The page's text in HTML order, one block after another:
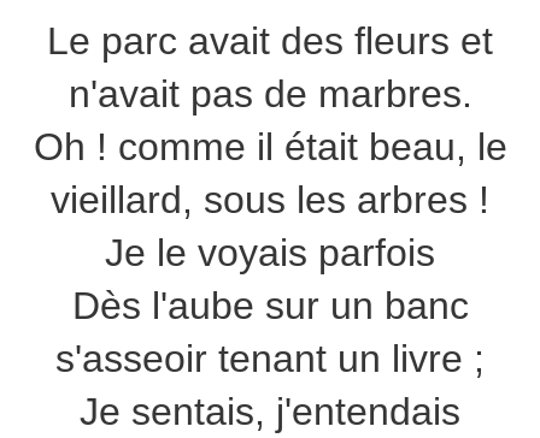
Le parc avait des fleurs et
n'avait pas de marbres.
Oh ! comme il était beau, le
vieillard, sous les arbres !
Je le voyais parfois
Dès l'aube sur un banc
s'asseoir tenant un livre ;
Je sentais, j'entendais